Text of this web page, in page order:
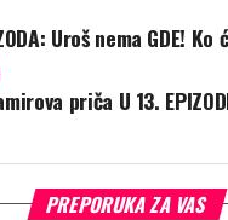
Uroš nema GDE!
priča U 13.
PREPORUKA ZA VAS